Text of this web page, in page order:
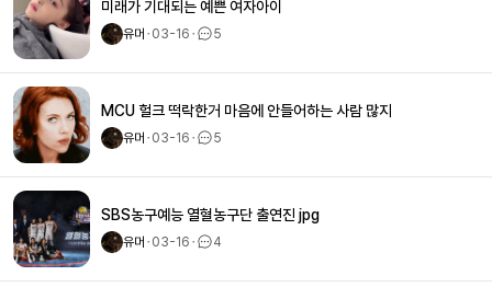
미래가 기대되는 예쁜 여자아이
유머ㆍ03-16ㆍ 5
MCU 헐크 떡락한거 마음에 안들어하는 사람 많지
유머ㆍ03-16ㆍ 5
SBS농구예능 열혈농구단 출연진 jpg
유머ㆍ03-16ㆍ 4